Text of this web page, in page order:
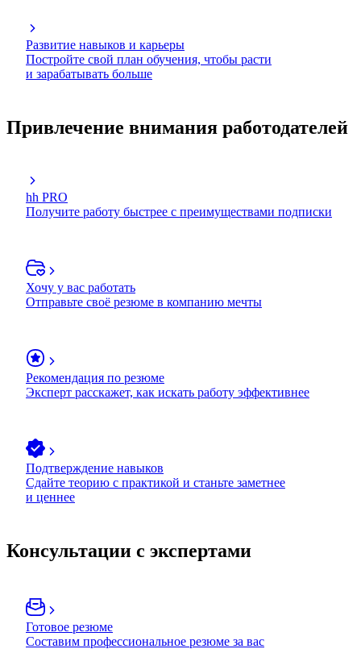
Развитие навыков и карьеры
Постройте свой план обучения, чтобы расти
и зарабатывать больше
Привлечение внимания работодателей
hh PRO
Получите работу быстрее с преимуществами подписки
Хочу у вас работать
Отправьте своё резюме в компанию мечты
Рекомендация по резюме
Эксперт расскажет, как искать работу эффективнее
Подтверждение навыков
Сдайте теорию с практикой и станьте заметнее
и ценнее
Консультации с экспертами
Готовое резюме
Составим профессиональное резюме за вас